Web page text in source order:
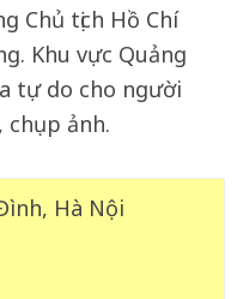
Chủ tịch Hồ Chí
Khu vực Quảng
tự do cho người
chụp ảnh.
Hà Nội